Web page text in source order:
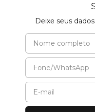
Deixe seus